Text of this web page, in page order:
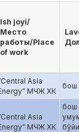
Ish joyi/
Место
работы/Place
of work
Asia
МЧЖ ХК
бош
Asia
МЧЖ ХК
бош